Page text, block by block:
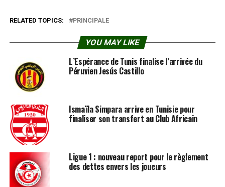
RELATED TOPICS: PRINCIPALE
YOU MAY LIKE
L’Espérance de Tunis finalise l’arrivée du
Péruvien Jesús Castillo
Ismaïla Simpara arrive en Tunisie pour
finaliser son transfert au Club Africain
Ligue 1 : nouveau report pour le règlement
des dettes envers les joueurs